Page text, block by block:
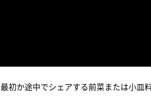
初か途中でシェアする前菜または小皿